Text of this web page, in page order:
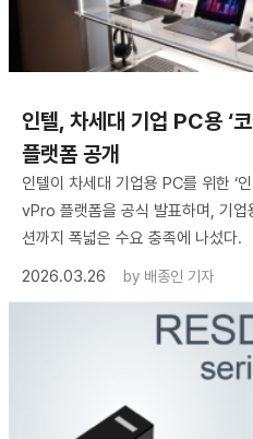
인텔, 차세대 기업 PC용 ‘
플랫폼 공개
인텔이 차세대 기업용 PC를 위한 ‘
vPro 플랫폼을 공식 발표하며, 기업
션까지 폭넓은 수요 충족에 나섰다.
2026.03.26
by 배종인 기자